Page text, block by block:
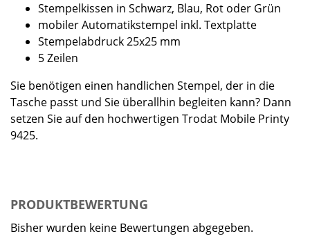
Stempelkissen in Schwarz, Blau, Rot oder Grün
mobiler Automatikstempel inkl. Textplatte
Stempelabdruck 25x25 mm
5 Zeilen
Sie benötigen einen handlichen Stempel, der in die
Tasche passt und Sie überallhin begleiten kann? Dann
setzen Sie auf den hochwertigen Trodat Mobile Printy
9425.
PRODUKTBEWERTUNG
Bisher wurden keine Bewertungen abgegeben.